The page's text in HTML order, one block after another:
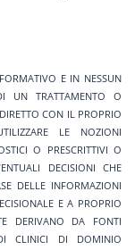
E IN NESSUN
UN TRATTAMENTO O
CON IL PROPRIO
LE NOZIONI
O PRESCRITTIVI O
DECISIONI CHE
DELLE INFORMAZIONI
E A PROPRIO
DERIVANO DA FONTI
CLINICI DI DOMINIO